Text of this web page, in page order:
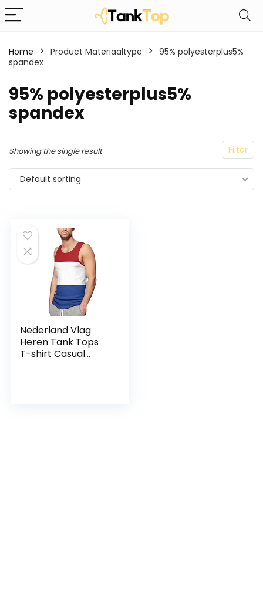
Home Product Materiaaltype
‎95% polyesterplus5%
spandex
‎95% polyesterplus5%
spandex
Filter
Showing the single result
Default sorting
Nederland Vlag
Heren Tank Tops
T-shirt Casual